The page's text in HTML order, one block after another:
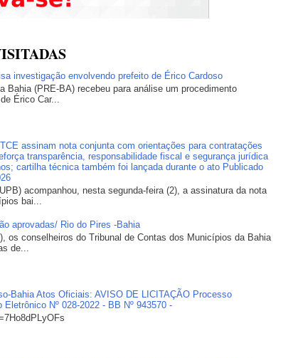
investigação envolvendo prefeito de Érico Cardoso
Bahia (PRE-BA) recebeu para análise um procedimento
Érico Car...
assinam nota conjunta com orientações para contratações
transparência, responsabilidade fiscal e segurança jurídica
cartilha técnica também foi lançada durante o ato Publicado
acompanhou, nesta segunda-feira (2), a assinatura da nota
bai...
aprovadas/ Rio do Pires -Bahia
os conselheiros do Tribunal de Contas dos Municípios da Bahia
de...
Bahia Atos Oficiais: AVISO DE LICITAÇÃO Processo
Nº 028-2022 - BB Nº 943570 -